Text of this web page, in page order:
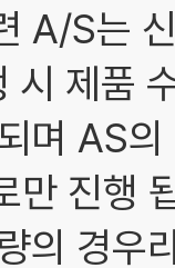
A/S는
시 제품
며 AS
만 진행
의 경우